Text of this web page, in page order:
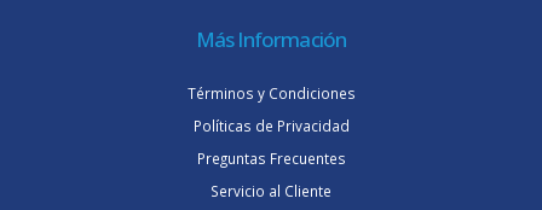
Más Información
Términos y Condiciones
Políticas de Privacidad
Preguntas Frecuentes
Servicio al Cliente